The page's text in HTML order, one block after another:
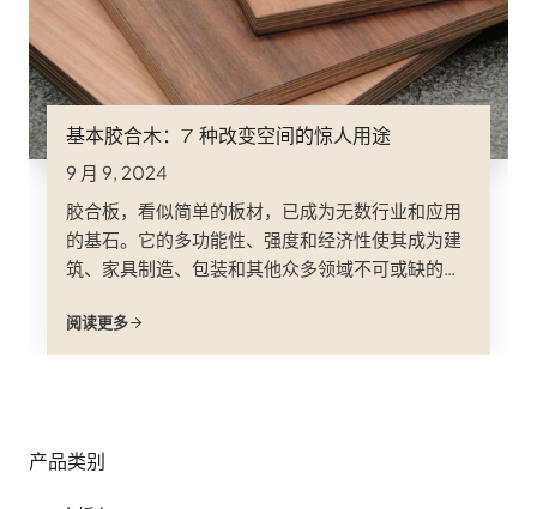
基本胶合木：7 种改变空间的惊人用途
9 月 9, 2024
胶合板，看似简单的板材，已成为无数行业和应用
的基石。它的多功能性、强度和经济性使其成为建
筑、家具制造、包装和其他众多领域不可或缺的组
示了胶合板卓越的适应性和在各个领域的持久相关
性；
阅读更多
产品类别